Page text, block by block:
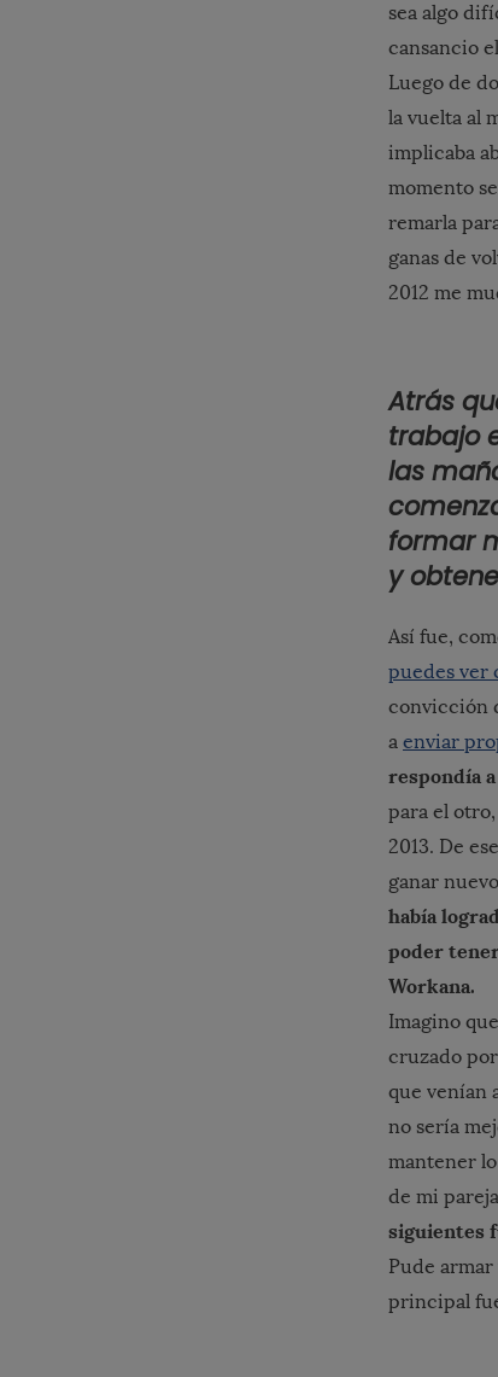
sea algo
cansancio
Luego de
la vuelta al
implicaba
momento
remarla
ganas de
2012 me
Atrás
trabajo
las
formar
y
Así fue,
puedes ver
convicción
a enviar
respondía
para el
2013. De
ganar
había
poder
Workana.
Imagino
cruzado
que venían
no sería
mantener
de mi
siguientes
Pude
principal